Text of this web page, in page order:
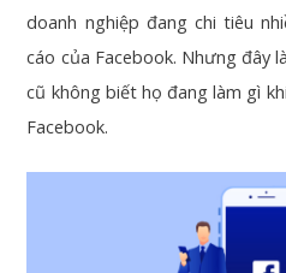
doanh nghiệp đang chi tiêu
cáo của Facebook. Nhưng đây
cũ không biết họ đang làm gì
Facebook.